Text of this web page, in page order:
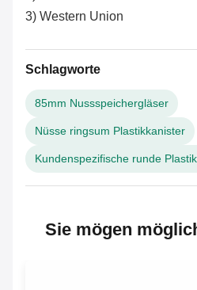
3) Western Union
Schlagworte
85mm Nussspeichergläser
Nüsse ringsum Plastikkanister
Kundenspezifische runde
Sie mögen